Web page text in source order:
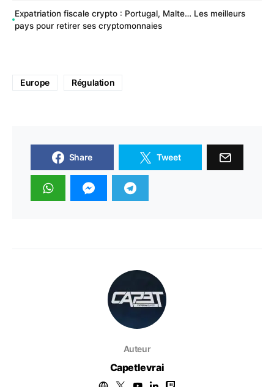
Expatriation fiscale crypto : Portugal, Malte… Les meilleurs
pays pour retirer ses cryptomonnaies
Europe Régulation
Share Tweet
Auteur
Capetlevrai